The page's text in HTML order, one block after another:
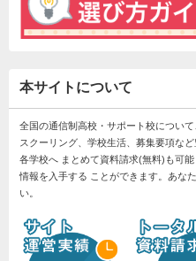
本サイトについて
全国の通信制高校・サポート校につい
スクーリング、学校生活、募集要項な
各学校へ まとめて資料請求(無料)も可
情報を入手する ことができます。あな
い。